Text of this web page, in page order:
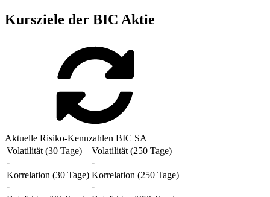
Kursziele der BIC Aktie
Aktuelle Risiko-Kennzahlen BIC SA
Volatilität (30 Tage)
-
Volatilität (250 Tage)
-
Korrelation (30 Tage)
-
Korrelation (250 Tage)
-